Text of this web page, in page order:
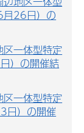
月26日）の
一体型特定
）の開催結
一体型特定
日）の開催